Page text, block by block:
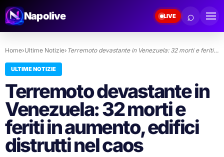
Napolive LIVE ⌕
Home›Ultime Notizie› Terremoto devastante in Venezuela: 32 morti e feriti…
ULTIME NOTIZIE
Terremoto devastante in
Venezuela: 32 morti e
feriti in aumento, edifici
distrutti nel caos